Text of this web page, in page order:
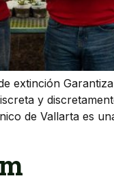
extinción
y
de Vallarta es